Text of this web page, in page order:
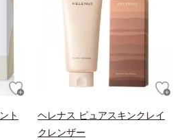
ト
ヘレナス ピュアスキンクレイ
クレンザー